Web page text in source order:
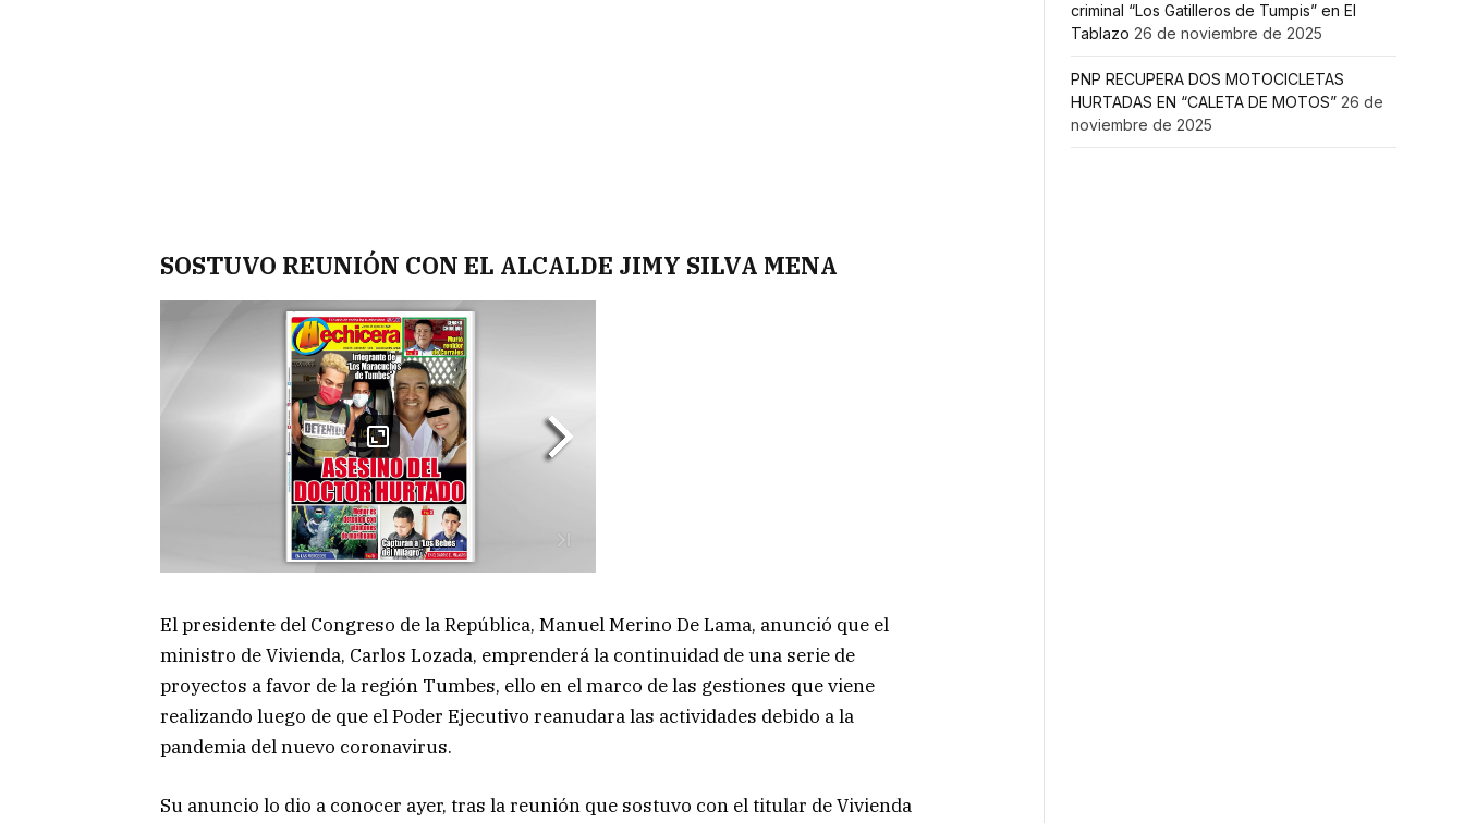
SOSTUVO REUNIÓN CON EL ALCALDE JIMY SILVA MENA
El presidente del Congreso de la República, Manuel Merino De Lama, anunció que el
ministro de Vivienda, Carlos Lozada, emprenderá la continuidad de una serie de
proyectos a favor de la región Tumbes, ello en el marco de las gestiones que viene
realizando luego de que el Poder Ejecutivo reanudara las actividades debido a la
pandemia del nuevo coronavirus.
Su anuncio lo dio a conocer ayer, tras la reunión que sostuvo con el titular de Vivienda
criminal “Los Gatilleros de Tumpis” en El
Tablazo 26 de noviembre de 2025
PNP RECUPERA DOS MOTOCICLETAS
HURTADAS EN “CALETA DE MOTOS” 26 de
noviembre de 2025